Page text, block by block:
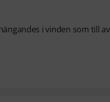
i vinden som till